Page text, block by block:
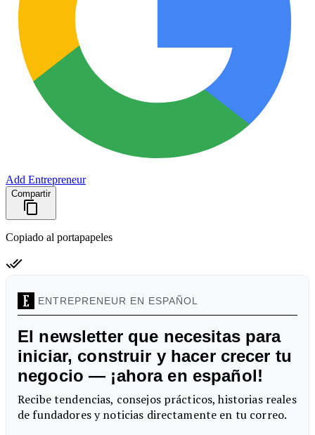
Add Entrepreneur
Compartir
Copiado al portapapeles